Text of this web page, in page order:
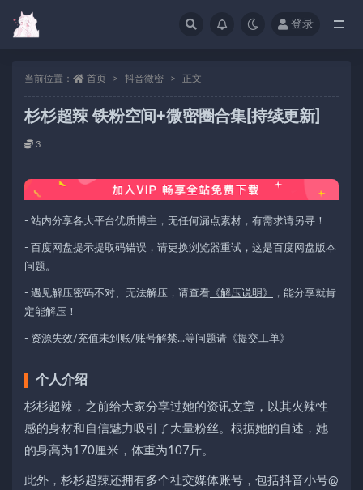
登录
当前位置： 首页 抖音微密 正文
杉杉超辣 铁粉空间+微密圈合集[持续更新]
3
- 站内分享各大平台优质博主，无任何漏点素材，有需求请另寻！
- 百度网盘提示提取码错误，请更换浏览器重试，这是百度网盘版本
问题。
- 遇见解压密码不对、无法解压，请查看 《解压说明》
，能分享就肯
定能解压！
- 资源失效/充值未到账/账号解禁...等问题请 《提交工单》
个人介绍
杉杉超辣，之前给大家分享过她的资讯文章，以其火辣性
感的身材和自信魅力吸引了大量粉丝。根据她的自述，她
的身高为170厘米，体重为107斤。
此外，杉杉超辣还拥有多个社交媒体账号，包括抖音小号@